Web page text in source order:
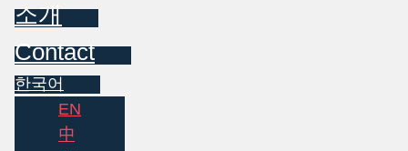
소개
Contact
한국어
EN
中